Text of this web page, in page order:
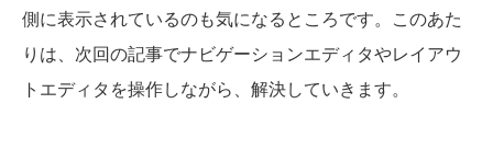
側に表示されているのも気になるところです。このあた
りは、次回の記事でナビゲーションエディタやレイアウ
トエディタを操作しながら、解決していきます。